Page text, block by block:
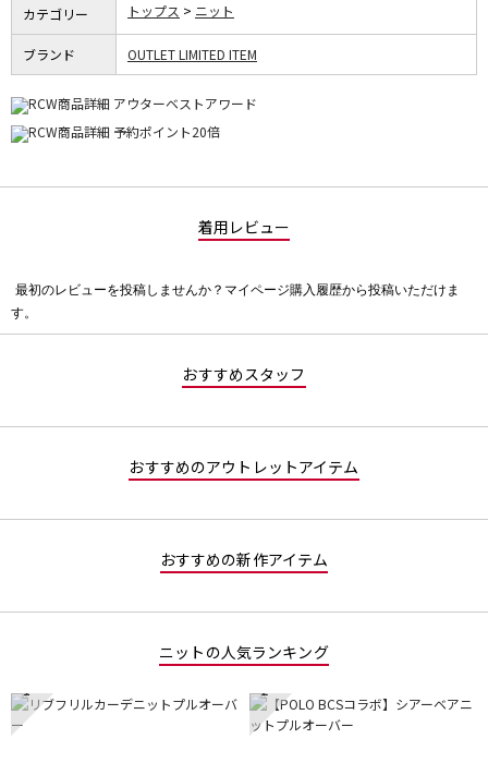
カテゴリー トップス ニット
ブランド OUTLET LIMITED ITEM
着用レビュー
価
最初のレビューを投稿しませんか？マイページ購入履歴から投稿いただけま
す。
おすすめスタッフ
おすすめのアウトレットアイテム
おすすめの新作アイテム
ニットの人気ランキング
1 2